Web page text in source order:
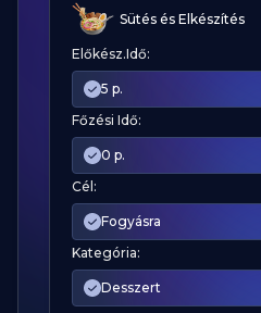
Sütés és Elkészítés
Előkész.Idő:
5 p.
Főzési Idő:
0 p.
Cél:
Fogyásra
Kategória:
Desszert